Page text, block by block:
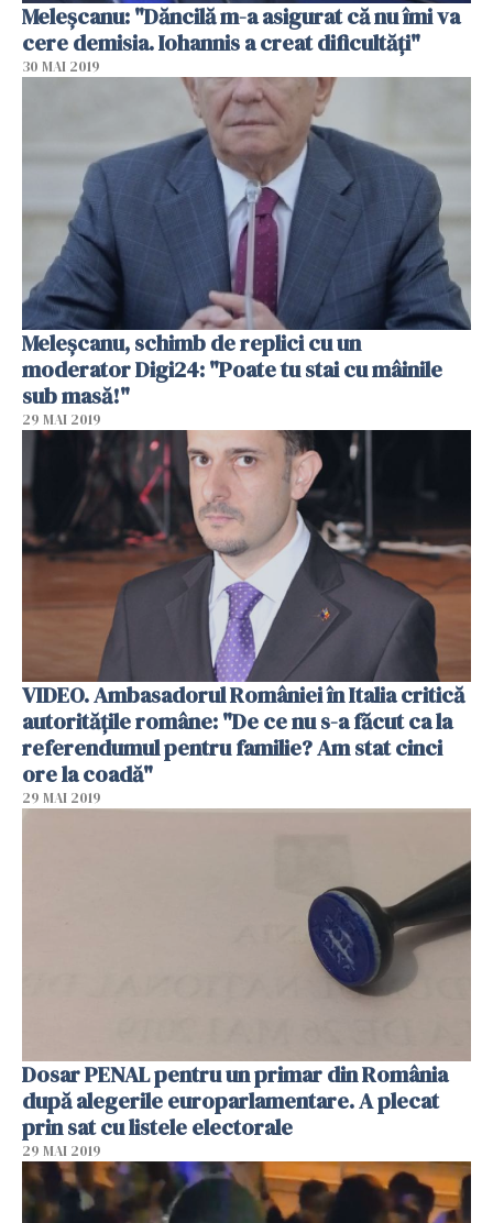
Meleşcanu: "Dăncilă m-a asigurat că nu îmi va
cere demisia. Iohannis a creat dificultăţi"
30 MAI 2019
Meleşcanu, schimb de replici cu un
moderator Digi24: "Poate tu stai cu mâinile
sub masă!"
29 MAI 2019
VIDEO. Ambasadorul României în Italia critică
autorităţile române: "De ce nu s-a făcut ca la
referendumul pentru familie? Am stat cinci
ore la coadă"
29 MAI 2019
Dosar PENAL pentru un primar din România
după alegerile europarlamentare. A plecat
prin sat cu listele electorale
29 MAI 2019